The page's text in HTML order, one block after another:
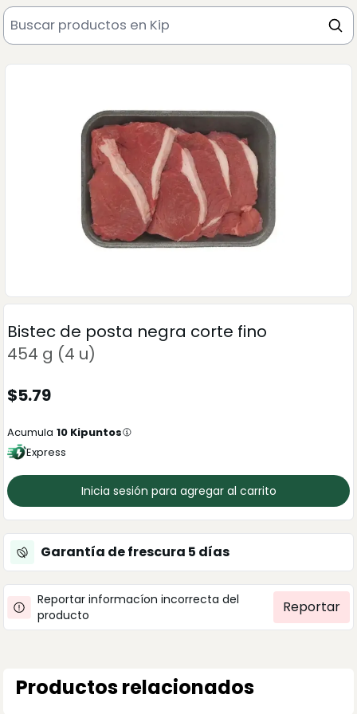
Bistec de posta negra corte fino
454 g (4 u)
$5.79
Acumula 10 Kipuntos
Express
Inicia sesión para agregar al carrito
Garantía de frescura 5 días
Reportar informacíon incorrecta del
producto
Reportar
Productos relacionados